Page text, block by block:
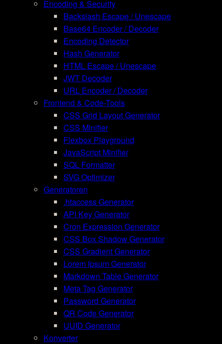
Encoding & Security
Backslash Escape / Unescape
Base64 Encoder / Decoder
Encoding Detector
Hash Generator
HTML Escape / Unescape
JWT Decoder
URL Encoder / Decoder
Frontend & Code-Tools
CSS Grid Layout Generator
CSS Minifier
Flexbox Playground
JavaScript Minifier
SQL Formatter
SVG Optimizer
Generatoren
.htaccess Generator
API Key Generator
Cron Expression Generator
CSS Box Shadow Generator
CSS Gradient Generator
Lorem Ipsum Generator
Markdown Table Generator
Meta Tag Generator
Password Generator
QR Code Generator
UUID Generator
Konverter